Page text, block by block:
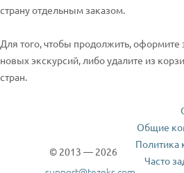
страну отдельным заказом.
Для того, чтобы продолжить, оформите
новых экскурсий, либо удалите из
стран.
© 2013 — 2026
Общие
Политика
Часто